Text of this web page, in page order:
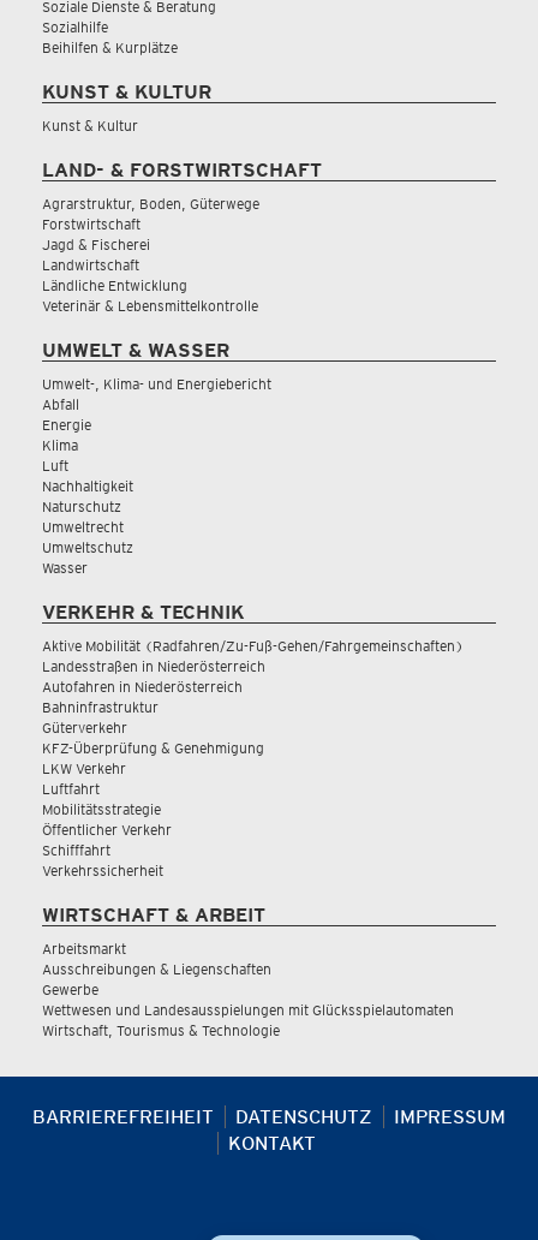
Soziale Dienste & Beratung
Sozialhilfe
Beihilfen & Kurplätze
KUNST & KULTUR
Kunst & Kultur
LAND- & FORSTWIRTSCHAFT
Agrarstruktur, Boden, Güterwege
Forstwirtschaft
Jagd & Fischerei
Landwirtschaft
Ländliche Entwicklung
Veterinär & Lebensmittelkontrolle
UMWELT & WASSER
Umwelt-, Klima- und Energiebericht
Abfall
Energie
Klima
Luft
Nachhaltigkeit
Naturschutz
Umweltrecht
Umweltschutz
Wasser
VERKEHR & TECHNIK
Aktive Mobilität (Radfahren/Zu-Fuß-Gehen/Fahrgemeinschaften)
Landesstraßen in Niederösterreich
Autofahren in Niederösterreich
Bahninfrastruktur
Güterverkehr
KFZ-Überprüfung & Genehmigung
LKW Verkehr
Luftfahrt
Mobilitätsstrategie
Öffentlicher Verkehr
Schifffahrt
Verkehrssicherheit
WIRTSCHAFT & ARBEIT
Arbeitsmarkt
Ausschreibungen & Liegenschaften
Gewerbe
Wettwesen und Landesausspielungen mit Glücksspielautomaten
Wirtschaft, Tourismus & Technologie
BARRIEREFREIHEIT DATENSCHUTZ
IMPRESSUM
KONTAKT